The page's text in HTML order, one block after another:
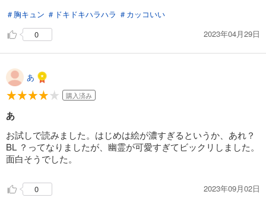
＃胸キュン ＃ドキドキハラハラ ＃カッコいい
0
2023年04月29日
あ
購入済み
あ
お試しで読みました。はじめは絵が濃すぎるというか、あれ？
BL ？ってなりましたが、幽霊が可愛すぎてビックリしました。
面白そうでした。
0 2023年09月02日